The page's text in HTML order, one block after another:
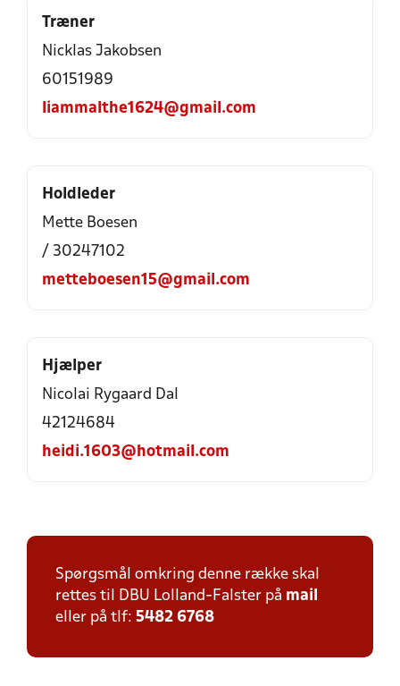
Træner
Nicklas Jakobsen
60151989
liammalthe1624@gmail.com
Holdleder
Mette Boesen
/ 30247102
metteboesen15@gmail.com
Hjælper
Nicolai Rygaard Dal
42124684
heidi.1603@hotmail.com
Spørgsmål omkring denne række skal
rettes til DBU Lolland-Falster på mail
eller på tlf: 5482 6768